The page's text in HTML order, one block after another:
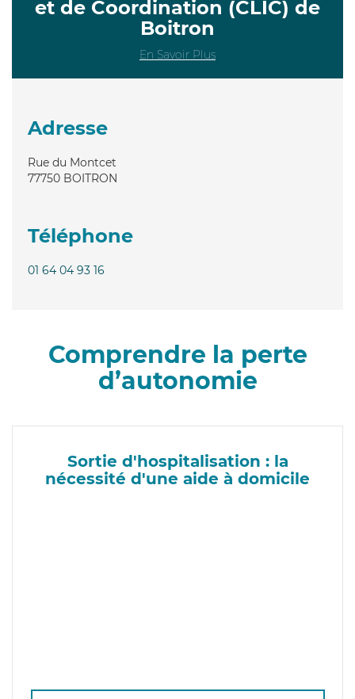
et de Coordination (CLIC) de
Boitron
En Savoir Plus
Adresse
Rue du Montcet
77750 BOITRON
Téléphone
01 64 04 93 16
Comprendre la perte
d’autonomie
Sortie d'hospitalisation : la
nécessité d'une aide à domicile